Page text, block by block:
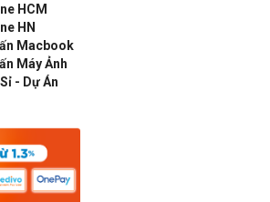
HCM
HN
Macbook
Máy Ảnh
- Dự Án